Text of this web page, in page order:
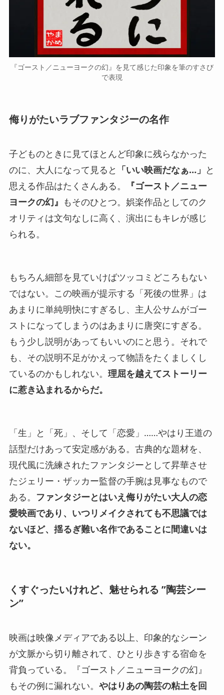
『ゴースト／ニューヨークの幻』を見て感じた印象を筆のすさび
で表現
侮りがたいラブファンタジーの名作
子どものときに見てほとんど印象に残らなかった
のに、大人になって見ると 「いい映画だなぁ…」 と
思える作品はたくさんある。
『ゴースト／ニュー
ヨークの幻』 もそのひとつ。娯楽作品としてのク
オリティは文句なしに高く、演出にもキレが感じ
られる。
もちろん細部を見ていけばツッコミどころもない
ではない。この映画が提示する「死後の世界」は
あまりに単純明快にすぎるし、主人公サムがゴー
ストになってしまうのはあまりに唐突にすぎる。
もう少し説明があってもいいのにと思う。それで
も、その説明不足がかえって物語をたくましくし
ているのかもしれない。 理屈を越えてストーリー
に惹き込まれるからだ。
「生」と「死」、そして「恋愛」……やはり王道の
話型だけあって安定感がある。古典的な題材を、
現代風に洗練されたファンタジーとして昇華させ
たジェリー・ザッカー監督の手腕は見事なもので
ある。 ファンタジーとはいえ侮りがたい大人の恋
愛映画であり、いつリメイクされても不思議では
ないほど、揺るぎ難い名作であることに間違いは
ない。
くすぐったいけれど、魅せられる ”陶芸シー
ン”
映画は映像メディアである以上、印象的なシーン
が文脈から切り離されて、ひとり歩きする宿命を
背負っている。『ゴースト／ニューヨークの幻』
もその例に漏れない。 やはりあの陶芸の粘土を回